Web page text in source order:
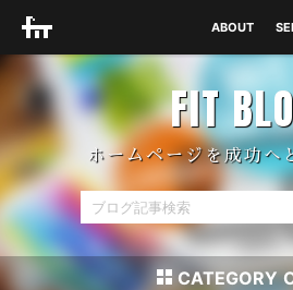
ABOUT
FIT
ホームページを成功へ
CATEGORY